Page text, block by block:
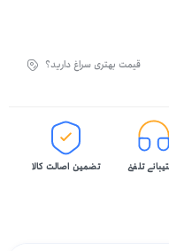
قیمت بهتری سراغ دارید؟
تلفنی تضمین اصالت کالا